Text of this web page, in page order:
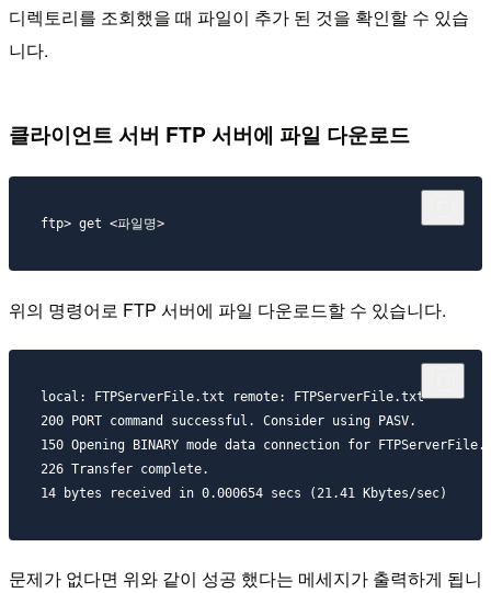
디렉토리를 조회했을 때 파일이 추가 된 것을 확인할 수 있습
니다.
클라이언트 서버 FTP 서버에 파일 다운로드
ftp> get <파일명>
위의 명령어로 FTP 서버에 파일 다운로드할 수 있습니다.
local: FTPServerFile.txt remote: FTPServerFile.txt
200 PORT command successful. Consider using PASV.
150 Opening BINARY mode data connection for
226 Transfer complete.
문제가 없다면 위와 같이 성공 했다는 메세지가 출력하게 됩니